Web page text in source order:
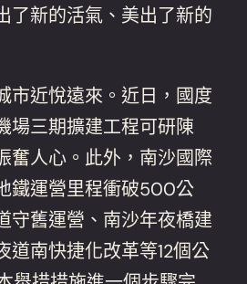
了新的活氣、美出了新的
市近悅遠來。近日，國度
場三期擴建工程可研陳
奮人心。此外，南沙國際
鐵運營里程衝破500公
守舊運營、南沙年夜橋建
道南快捷化改革等12個公